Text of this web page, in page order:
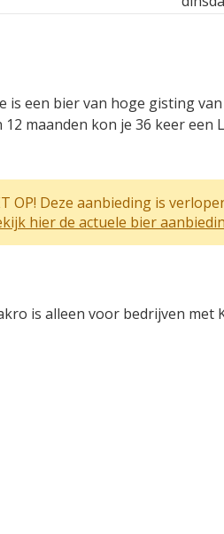
is een bier van hoge gisting
maanden kon je 36 keer een
OP! Deze aanbieding is
hier de actuele bier
is alleen voor bedrijven met